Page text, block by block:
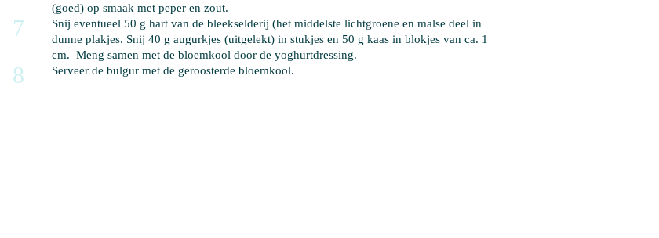
(goed) op smaak met peper en zout.
7 Snij eventueel 50 g hart van de bleekselderij (het middelste lichtgroene en malse deel in
dunne plakjes. Snij 40 g augurkjes (uitgelekt) in stukjes en 50 g kaas in blokjes van ca. 1
cm.  Meng samen met de bloemkool door de yoghurtdressing.
8 Serveer de bulgur met de geroosterde bloemkool.